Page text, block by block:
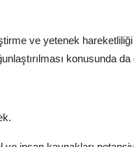
ve yetenek hareketliliği
konusunda da